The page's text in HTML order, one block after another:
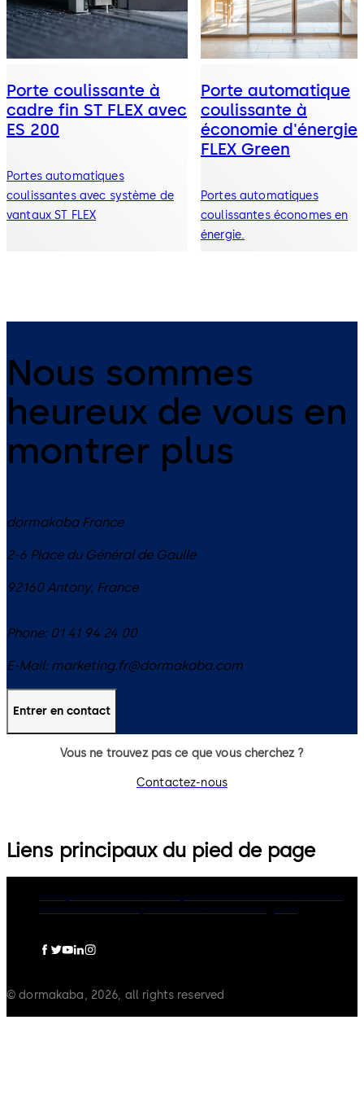
Porte coulissante à
cadre fin ST FLEX avec
ES 200
Portes automatiques
coulissantes avec système de
vantaux ST FLEX
Porte automatique
coulissante à
économie d'énergie
FLEX Green
Portes automatiques
coulissantes économes en
énergie.
Nous sommes
heureux de vous en
montrer plus
dormakaba France
2-6 Place du Général de Gaulle
92160Antony, France
Phone: 01 41 94 24 00
E-Mail: marketing.fr@dormakaba.com
Entrer en contact
Vous ne trouvez pas ce que vous cherchez ?
Contactez-nous
Liens principaux du pied de page
© dormakaba, 2026, all rights reserved